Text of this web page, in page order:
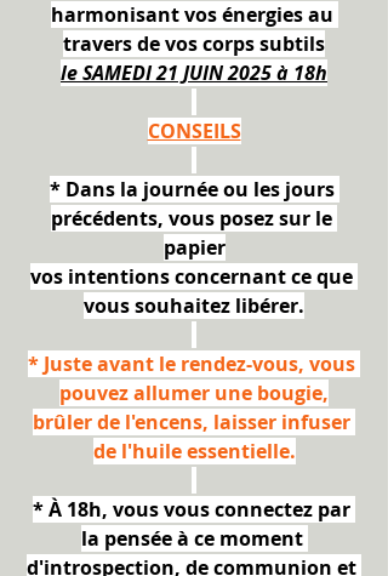
harmonisant vos énergies au
travers de vos corps subtils
le SAMEDI 21 JUIN 2025 à 18h
CONSEILS
* Dans la journée ou les jours
précédents, vous posez sur le
papier
vos intentions concernant ce que
vous souhaitez libérer.
* Juste avant le rendez-vous, vous
pouvez allumer une bougie,
brûler de l'encens, laisser infuser
de l'huile essentielle.
* À 18h, vous vous connectez par
la pensée à ce moment
d'introspection, de communion et